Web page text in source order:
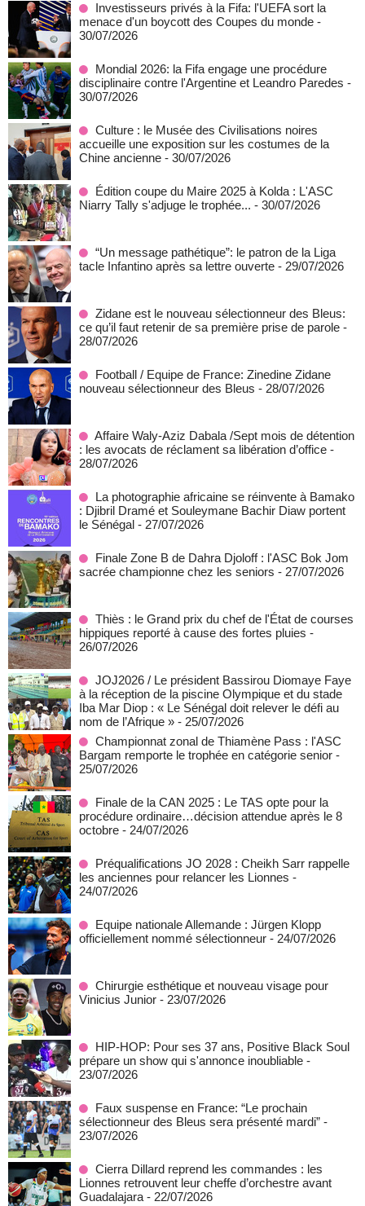
Investisseurs privés à la Fifa: l'UEFA sort la
menace d'un boycott des Coupes du monde -
30/07/2026
Mondial 2026: la Fifa engage une procédure
disciplinaire contre l'Argentine et Leandro Paredes -
30/07/2026
Culture : le Musée des Civilisations noires
accueille une exposition sur les costumes de la
Chine ancienne - 30/07/2026
Édition coupe du Maire 2025 à Kolda : L'ASC
Niarry Tally s'adjuge le trophée... - 30/07/2026
“Un message pathétique”: le patron de la Liga
tacle Infantino après sa lettre ouverte - 29/07/2026
Zidane est le nouveau sélectionneur des Bleus:
ce qu’il faut retenir de sa première prise de parole -
28/07/2026
Football / Equipe de France: Zinedine Zidane
nouveau sélectionneur des Bleus - 28/07/2026
Affaire Waly-Aziz Dabala /Sept mois de détention
: les avocats de réclament sa libération d’office -
28/07/2026
La photographie africaine se réinvente à Bamako
: Djibril Dramé et Souleymane Bachir Diaw portent
le Sénégal - 27/07/2026
Finale Zone B de Dahra Djoloff : l'ASC Bok Jom
sacrée championne chez les seniors - 27/07/2026
Thiès : le Grand prix du chef de l'État de courses
hippiques reporté à cause des fortes pluies -
26/07/2026
JOJ2026 / Le président Bassirou Diomaye Faye
à la réception de la piscine Olympique et du stade
Iba Mar Diop : « Le Sénégal doit relever le défi au
nom de l’Afrique » - 25/07/2026
Championnat zonal de Thiamène Pass : l'ASC
Bargam remporte le trophée en catégorie senior -
25/07/2026
Finale de la CAN 2025 : Le TAS opte pour la
procédure ordinaire…décision attendue après le 8
octobre - 24/07/2026
Préqualifications JO 2028 : Cheikh Sarr rappelle
les anciennes pour relancer les Lionnes -
24/07/2026
Equipe nationale Allemande : Jürgen Klopp
officiellement nommé sélectionneur - 24/07/2026
Chirurgie esthétique et nouveau visage pour
Vinicius Junior - 23/07/2026
HIP-HOP: Pour ses 37 ans, Positive Black Soul
prépare un show qui s'annonce inoubliable -
23/07/2026
Faux suspense en France: “Le prochain
sélectionneur des Bleus sera présenté mardi” -
23/07/2026
Cierra Dillard reprend les commandes : les
Lionnes retrouvent leur cheffe d’orchestre avant
Guadalajara - 22/07/2026